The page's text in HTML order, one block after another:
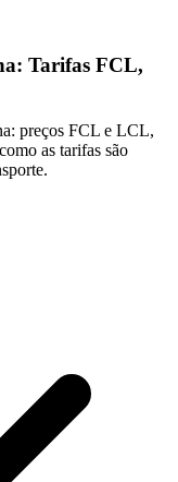
Tarifas FCL,
preços FCL e LCL,
as tarifas são